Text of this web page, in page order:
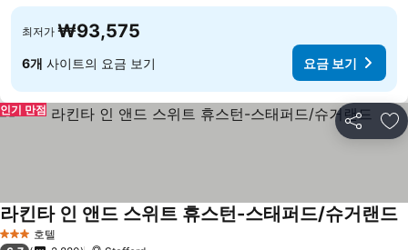
최저가 ₩93,575
6개 사이트의 요금 보기 요금 보기
공유 즐
인기 만점
3 성급 호텔
라킨타 인 앤드 스위트 휴스턴-스태퍼드/슈거랜드